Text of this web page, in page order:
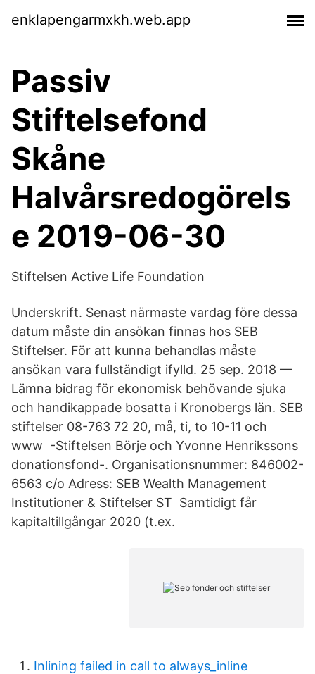
enklapengarmxkh.web.app
Passiv
Stiftelsefond
Skåne
Halvårsredogörels
e 2019-06-30
Stiftelsen Active Life Foundation
Underskrift. Senast närmaste vardag före dessa
datum måste din ansökan finnas hos SEB
Stiftelser. För att kunna behandlas måste
ansökan vara fullständigt ifylld. 25 sep. 2018 —
Lämna bidrag för ekonomisk behövande sjuka
och handikappade bosatta i Kronobergs län. SEB
stiftelser 08-763 72 20, må, ti, to 10-11 och
www -Stiftelsen Börje och Yvonne Henrikssons
donationsfond-. Organisationsnummer: 846002-
6563 c/o Adress: SEB Wealth Management
Institutioner & Stiftelser ST Samtidigt får
kapitaltillgångar 2020 (t.ex.
Inlining failed in call to always_inline